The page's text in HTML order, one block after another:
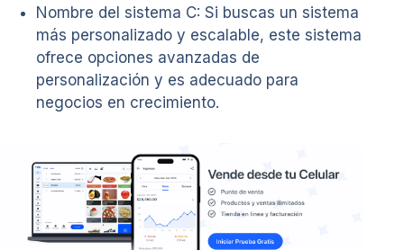
Nombre del sistema C: Si buscas un sistema
más personalizado y escalable, este sistema
ofrece opciones avanzadas de
personalización y es adecuado para
negocios en crecimiento.